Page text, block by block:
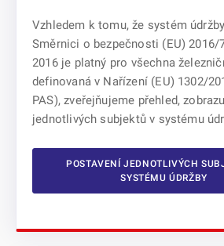
Vzhledem k tomu, že systém
Směrnici o bezpečnosti (EU) 2016/
2016 je platný pro všechna
definovaná v Nařízení (EU) 1302/
PAS), zveřejňujeme přehled,
jednotlivých subjektů v systému
POSTAVENÍ JEDNOTLIVÝCH
SYSTÉMU ÚDRŽBY